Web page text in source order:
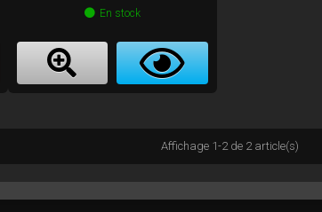
En stock
Affichage 1-2 de 2 article(s)